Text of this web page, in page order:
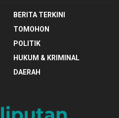
BERITA TERKINI
TOMOHON
POLITIK
HUKUM & KRIMINAL
DAERAH